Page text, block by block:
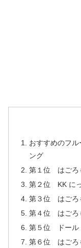
おすすめのフ
ング
第１位 はごろ
第２位 KK に
第３位 はごろ
第４位 はごろ
第５位 ドール
第６位 はごろ